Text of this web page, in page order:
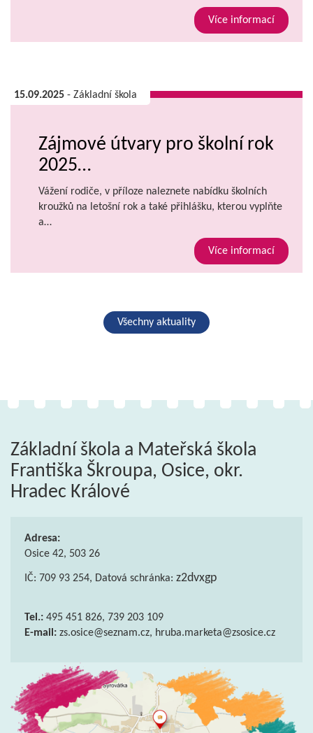
Více informací
15.09.2025 - Základní škola
Zájmové útvary pro školní rok
2025…
Vážení rodiče, v příloze naleznete nabídku školních
kroužků na letošní rok a také přihlášku, kterou vyplňte
a…
Více informací
Všechny aktuality
Základní škola a Mateřská škola
Františka Škroupa, Osice, okr.
Hradec Králové
Adresa:
Osice 42, 503 26
IČ: 709 93 254, Datová schránka: z2dvxgp
Tel.: 495 451 826, 739 203 109
E-mail: zs.osice@seznam.cz, hruba.marketa@zsosice.cz